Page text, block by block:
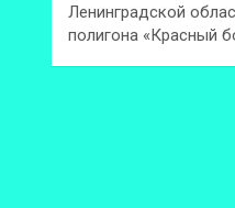
Ленинградской
полигона «Красный